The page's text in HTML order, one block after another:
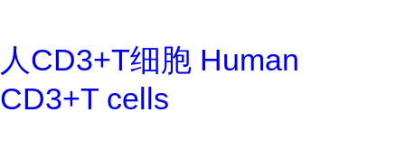
人CD3+T细胞 Human
CD3+T cells